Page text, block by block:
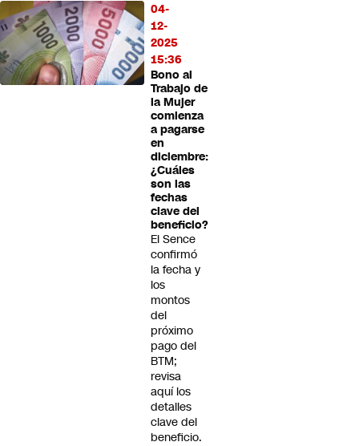
04-
12-
2025
15:36
Bono al
Trabajo de
la Mujer
comienza
a pagarse
en
diciembre:
¿Cuáles
son las
fechas
clave del
beneficio?
El Sence
confirmó
la fecha y
los
montos
del
próximo
pago del
BTM;
revisa
aquí los
detalles
clave del
beneficio.